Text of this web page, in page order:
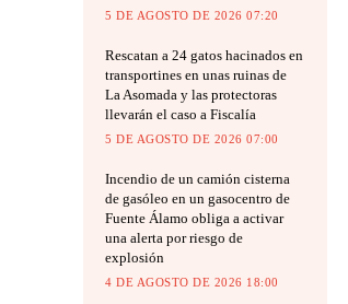
5 DE AGOSTO DE 2026 07:20
Rescatan a 24 gatos hacinados en
transportines en unas ruinas de
La Asomada y las protectoras
llevarán el caso a Fiscalía
5 DE AGOSTO DE 2026 07:00
Incendio de un camión cisterna
de gasóleo en un gasocentro de
Fuente Álamo obliga a activar
una alerta por riesgo de
explosión
4 DE AGOSTO DE 2026 18:00